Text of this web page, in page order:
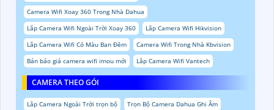
Camera Wifi Xoay 360 Trong Nhà Dahua
Lắp Camera Wifi Ngoài Trời Xoay 360
Lắp Camera Wifi Hikvision
Lắp Camera Wifi Có Màu Ban Đêm
Camera Wifi Trong Nhà Kbvision
Bản báo giá camera wifi imou mới
Lắp Camera Wifi Vantech
CAMERA THEO GÓI
Lắp Camera Ngoài Trời trọn bộ
Trọn Bộ Camera Dahua Ghi Âm